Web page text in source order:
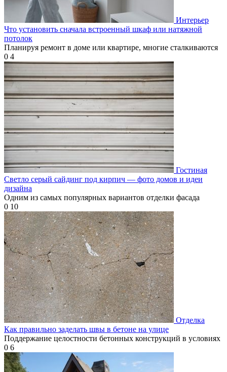
Интерьер
Что установить сначала встроенный шкаф или натяжной
потолок
Планируя ремонт в доме или квартире, многие сталкиваются
0 4
Гостиная
Светло серый сайдинг под кирпич — фото домов и идеи
дизайна
Одним из самых популярных вариантов отделки фасада
0 10
Отделка
Как правильно заделать швы в бетоне на улице
Поддержание целостности бетонных конструкций в условиях
0 6